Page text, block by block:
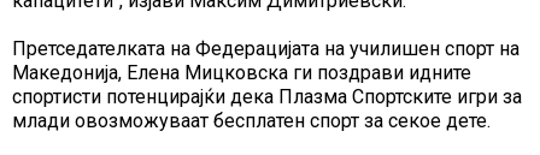
Претседателката на Федерацијата на училишен спорт на
Македонија, Елена Мицковска ги поздрави идните
спортисти потенцирајќи дека Плазма Спортските игри за
млади овозможуваат бесплатен спорт за секое дете.